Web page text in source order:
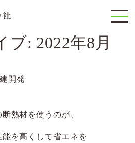
ブ: 2022年8月
開発
熱材を使うのが、
を高くして省エネを